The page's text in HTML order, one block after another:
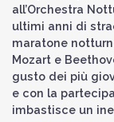
all’Orchestra
ultimi anni di
maratone
Mozart e
gusto dei più
e con la
imbastisce un